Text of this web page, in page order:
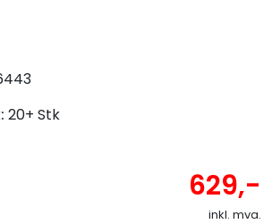
20+ Stk
629,-
inkl. mva.